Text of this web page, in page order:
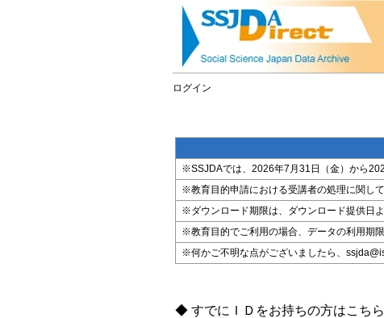
ログイン
※SSJDAでは、2026年7月31日（金）から
※教育目的申請における受講者の処理に関し
※ダウンロード期限は、ダウンロード提供日
※教育目的でご利用の場合、データの利用期限
※何かご不明な点がございましたら、
◆ すでにＩＤをお持ちの方はこち